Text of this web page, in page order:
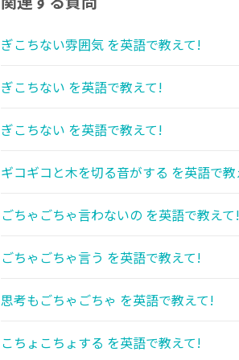
ぎこちない雰囲気 を英語で教えて!
ぎこちない を英語で教えて!
ぎこちない を英語で教えて!
ギコギコと木を切る音がする を英語で
ごちゃごちゃ言わないの を英語で教えて!
ごちゃごちゃ言う を英語で教えて!
思考もごちゃごちゃ を英語で教えて!
こちょこちょする を英語で教えて!